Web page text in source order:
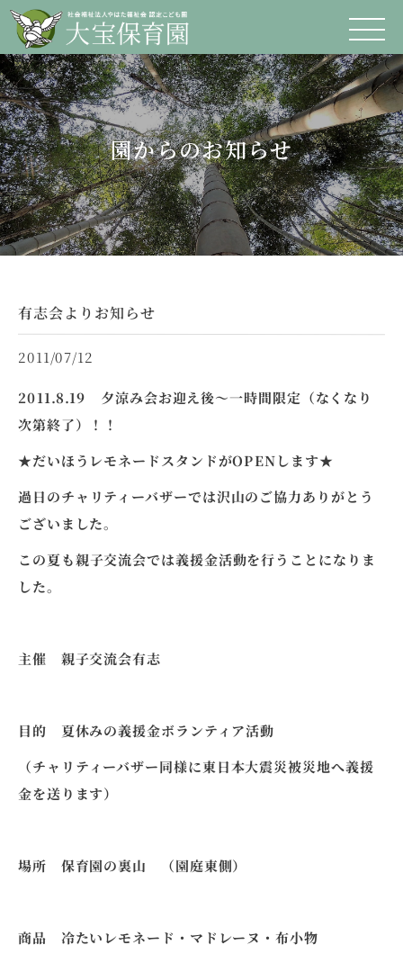
園からのお知らせ
有志会よりお知らせ
2011/07/12
2011.8.19 夕涼み会お迎え後～一時間限定（なくなり
次第終了）！！
★だいほうレモネードスタンドがOPENします★
過日のチャリティーバザーでは沢山のご協力ありがとう
ございました。
この夏も親子交流会では義援金活動を行うことになりま
した。
主催 親子交流会有志
目的 夏休みの義援金ボランティア活動
（チャリティーバザー同様に東日本大震災被災地へ義援
金を送ります）
場所 保育園の裏山 （園庭東側）
商品 冷たいレモネード・マドレーヌ・布小物